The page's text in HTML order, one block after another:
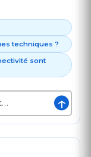
techniques ?
sont
↑